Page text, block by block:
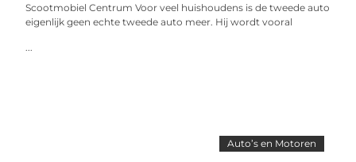
Scootmobiel Centrum Voor veel huishoudens is de tweede auto
eigenlijk geen echte tweede auto meer. Hij wordt vooral
...
Auto’s en Motoren